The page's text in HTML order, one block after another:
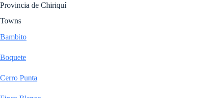
Provincia de Chiriquí
Towns
Bambito
Boquete
Cerro Punta